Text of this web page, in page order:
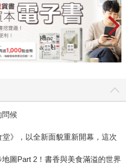
候
》，以全新面貌重新開幕，這次
圖Part 2！書香與美食滿溢的世界